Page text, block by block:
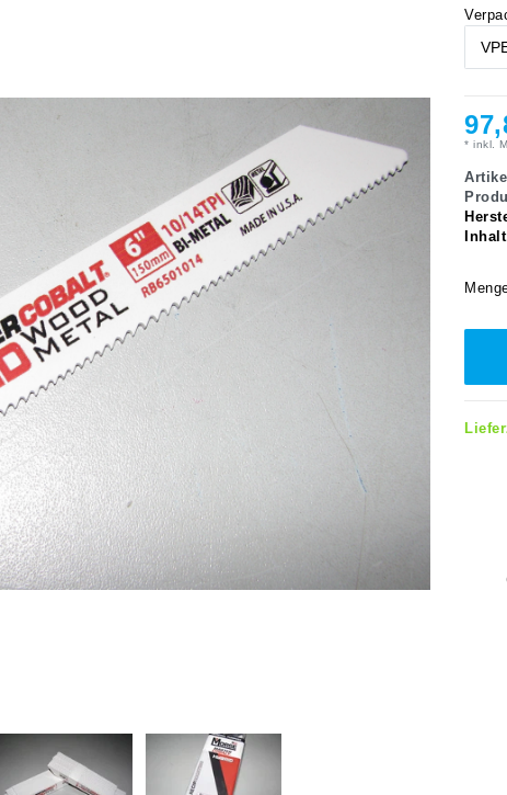
* inkl.